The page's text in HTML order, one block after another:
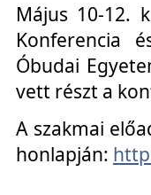
Május 10-12.
Konferencia
Óbudai
vett részt a
A szakmai
honlapján: